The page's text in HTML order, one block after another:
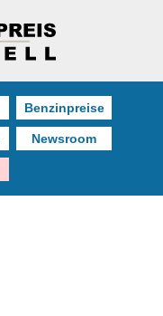
Benzinpreise
Newsroom